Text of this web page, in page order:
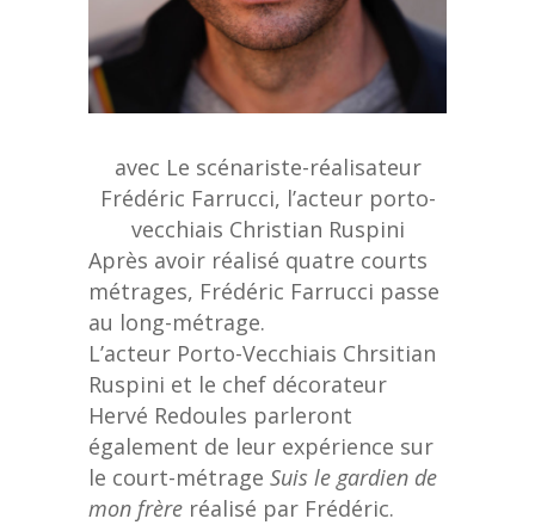
avec Le scénariste-réalisateur
Frédéric Farrucci, l’acteur porto-
vecchiais Christian Ruspini
Après avoir réalisé quatre courts
métrages, Frédéric Farrucci passe
au long-métrage.
L’acteur Porto-Vecchiais Chrsitian
Ruspini et le chef décorateur
Hervé Redoules parleront
également de leur expérience sur
le court-métrage Suis le gardien de
mon frère réalisé par Frédéric.